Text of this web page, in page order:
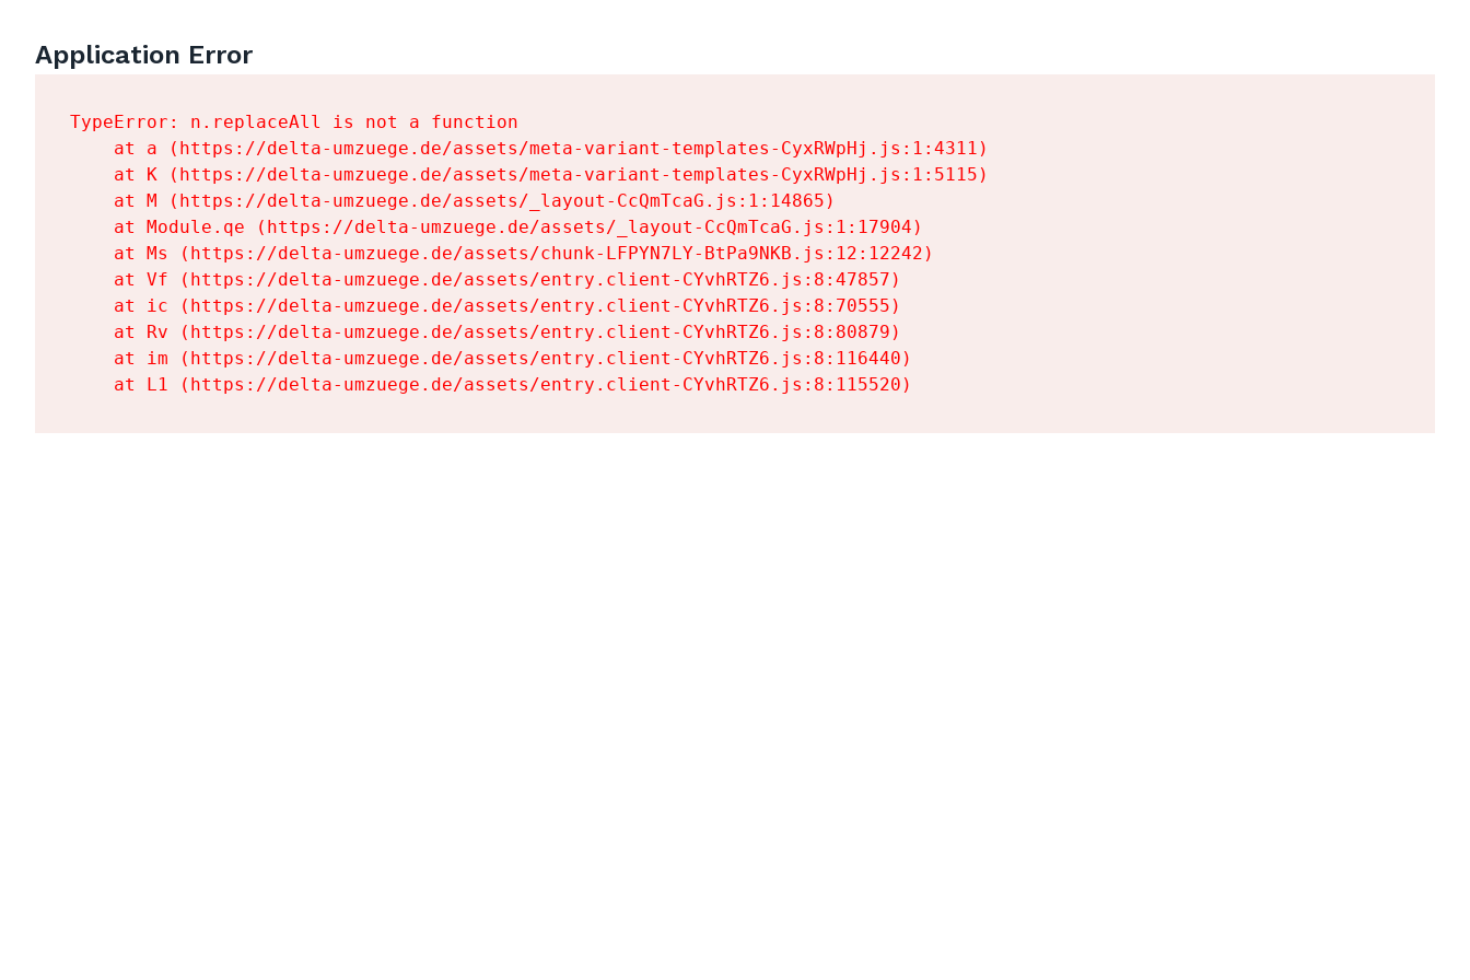
Application Error
TypeError: n.replaceAll is not a function
    at a (https://delta-umzuege.de/assets/meta-variant-templates-CyxRWpHj.js:1:4311)
    at K (https://delta-umzuege.de/assets/meta-variant-templates-CyxRWpHj.js:1:5115)
    at M (https://delta-umzuege.de/assets/_layout-CcQmTcaG.js:1:14865)
    at Module.qe (https://delta-umzuege.de/assets/_layout-CcQmTcaG.js:1:17904)
    at Ms (https://delta-umzuege.de/assets/chunk-LFPYN7LY-BtPa9NKB.js:12:12242)
    at Vf (https://delta-umzuege.de/assets/entry.client-CYvhRTZ6.js:8:47857)
    at ic (https://delta-umzuege.de/assets/entry.client-CYvhRTZ6.js:8:70555)
    at Rv (https://delta-umzuege.de/assets/entry.client-CYvhRTZ6.js:8:80879)
    at im (https://delta-umzuege.de/assets/entry.client-CYvhRTZ6.js:8:116440)
    at L1 (https://delta-umzuege.de/assets/entry.client-CYvhRTZ6.js:8:115520)